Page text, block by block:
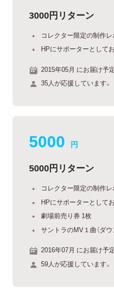
3000円リターン
コレクター限定の制作
HPにサポーターとして
2015年05月 にお届け予
35人が応援しています。
5000 円
5000円リターン
コレクター限定の制作
HPにサポーターとして
劇場前売り券 1枚
サントラのMV１曲（ダウ
2016年07月 にお届け予
59人が応援しています。